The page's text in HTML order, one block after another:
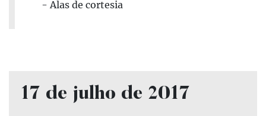
- Alas de cortesia
17 de julho de 2017